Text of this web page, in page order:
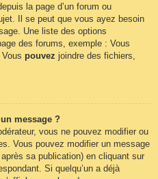
la page d’un forum ou
Il se peut que vous ayez besoin
Une liste des options
des forums, exemple : Vous
pouvez joindre des fichiers,
message ?
vous ne pouvez modifier ou
Vous pouvez modifier un message
sa publication) en cliquant sur
Si quelqu’un a déjà